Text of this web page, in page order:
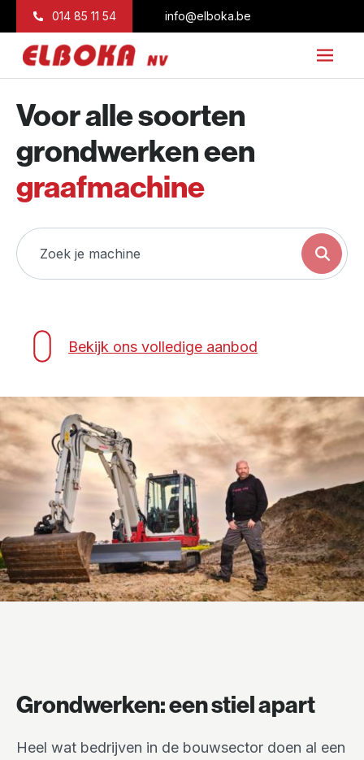
Naar inhoud014 85 11 54 info@elboka.be
Voor alle soorten
grondwerken een
graafmachine
Bekijk ons volledige aanbod
Grondwerken: een stiel apart
Heel wat bedrijven in de bouwsector doen al een